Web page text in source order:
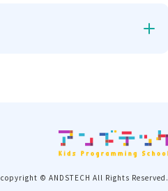
copyright © ANDSTECH All Rights Reserved.